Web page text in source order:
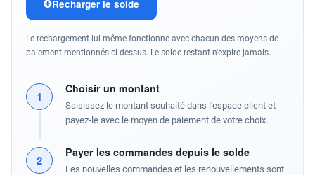
Recharger le solde
Le rechargement lui-même fonctionne avec chacun des moyens de
paiement mentionnés ci-dessus. Le solde restant n'expire jamais.
1
Choisir un montant
Saisissez le montant souhaité dans l'espace client et
payez-le avec le moyen de paiement de votre choix.
2
Payer les commandes depuis le solde
Les nouvelles commandes et les renouvellements sont